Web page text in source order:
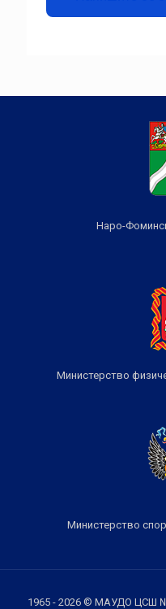
Наро-
Министерство
Министерство
1965 - 2026 © МАУДО ЦСШ